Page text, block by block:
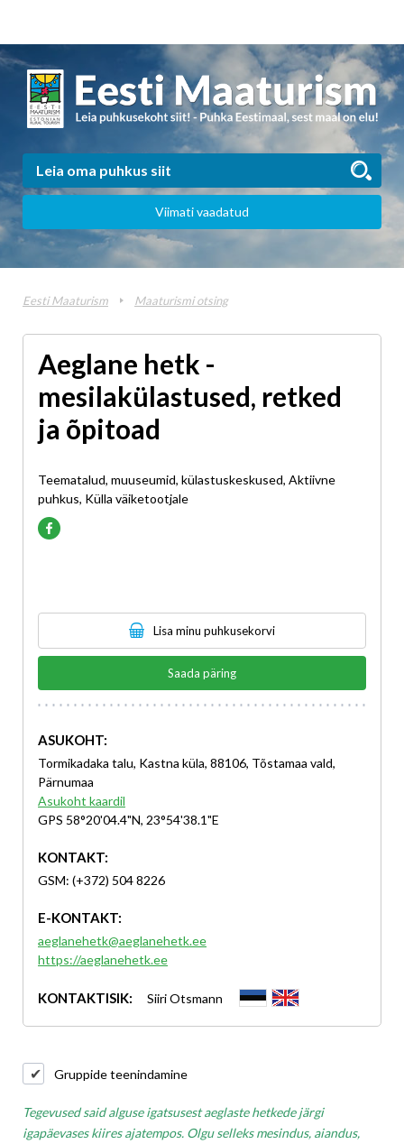
Viimati vaadatud
Eesti Maaturism Maaturismi otsing
Aeglane hetk -
mesilakülastused, retked
ja õpitoad
Teematalud, muuseumid, külastuskeskused, Aktiivne
puhkus, Külla väiketootjale
Lisa minu puhkusekorvi
Saada päring
ASUKOHT:
Tormikadaka talu, Kastna küla, 88106, Tõstamaa vald,
Pärnumaa
Asukoht kaardil
GPS 58°20'04.4"N, 23°54'38.1"E
KONTAKT:
GSM: (+372) 504 8226
E-KONTAKT:
aeglanehetk@aeglanehetk.ee
https://aeglanehetk.ee
KONTAKTISIK: Siiri Otsmann
Gruppide teenindamine
Tegevused said alguse igatsusest aeglaste hetkede järgi
igapäevases kiires ajatempos. Olgu selleks mesindus, aiandus,